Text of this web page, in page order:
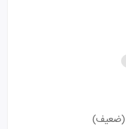
(ضعیف)